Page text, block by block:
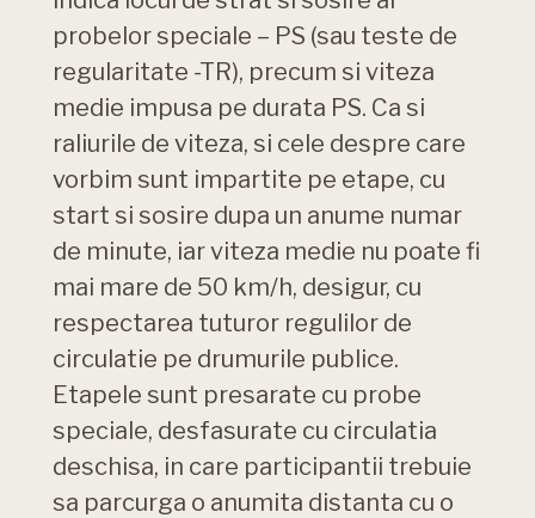
probelor speciale – PS (sau teste de
regularitate -TR), precum si viteza
medie impusa pe durata PS. Ca si
raliurile de viteza, si cele despre care
vorbim sunt impartite pe etape, cu
start si sosire dupa un anume numar
de minute, iar viteza medie nu poate fi
mai mare de 50 km/h, desigur, cu
respectarea tuturor regulilor de
circulatie pe drumurile publice.
Etapele sunt presarate cu probe
speciale, desfasurate cu circulatia
deschisa, in care participantii trebuie
sa parcurga o anumita distanta cu o